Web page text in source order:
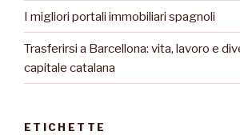
I migliori portali immobiliari spagnoli
Trasferirsi a Barcellona: vita, lavoro e
capitale catalana
ETICHETTE